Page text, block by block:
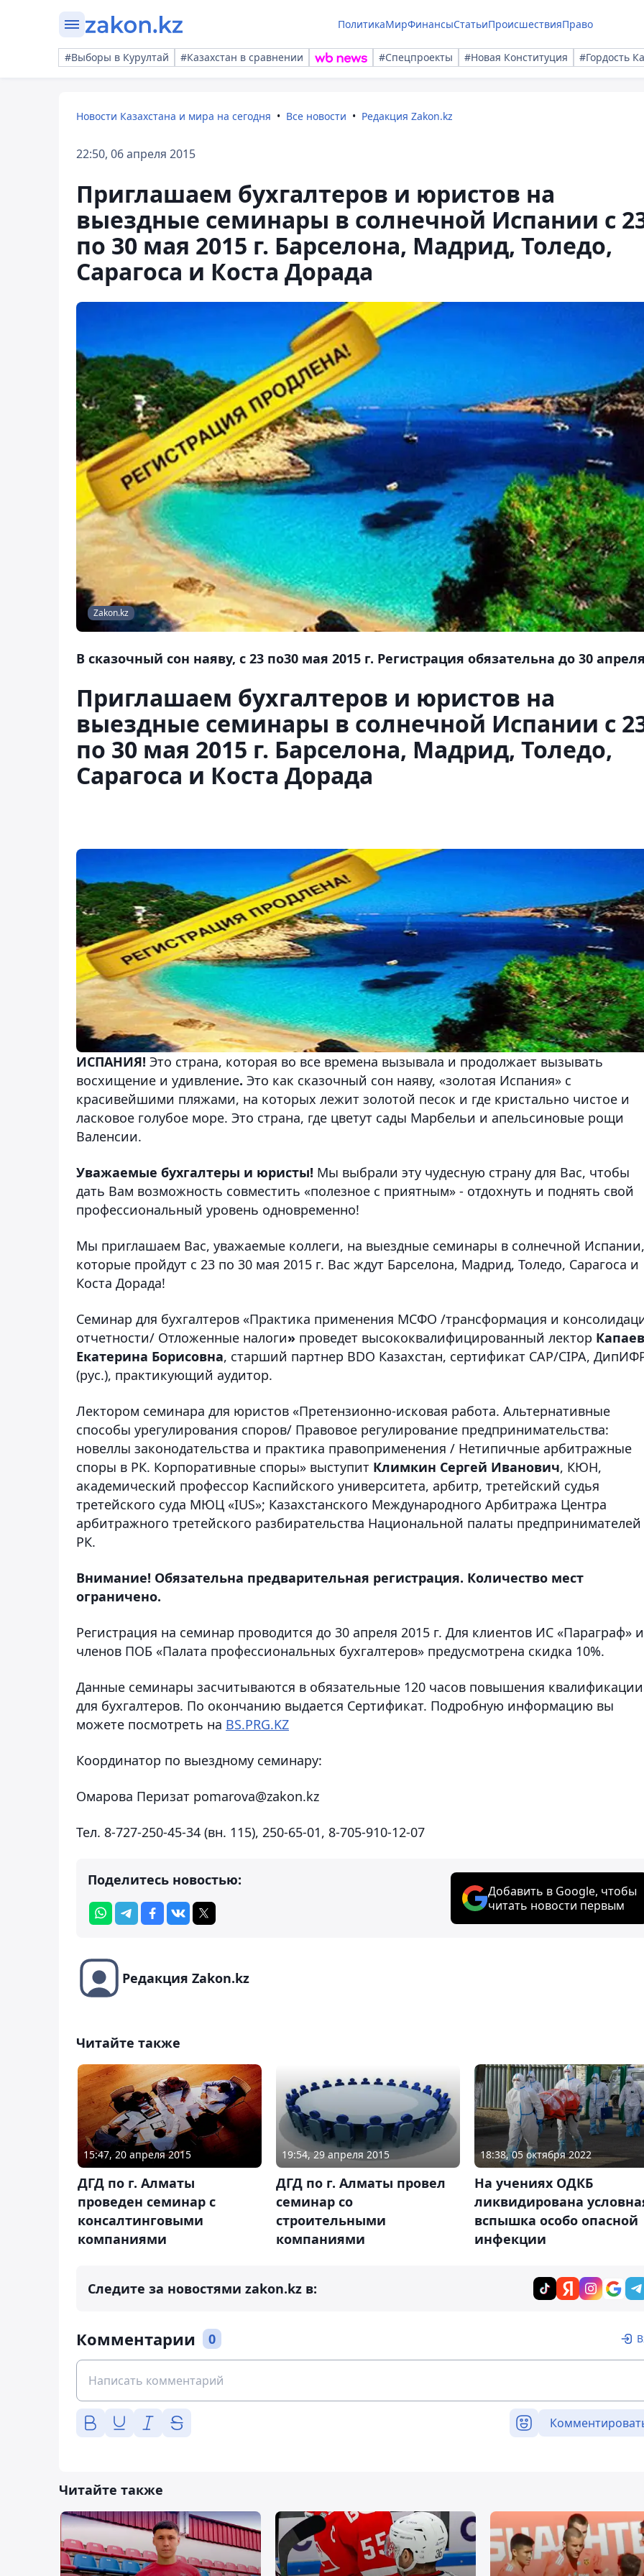
ПолитикаМирФинансыСтатьиПроисшествияПраво
#Выборы в Курултай #Казахстан в сравнении #Спецпроекты #Новая Конституция #Гордость
Новости Казахстана и мира на сегодня Все новости Редакция Zakon.kz
22:50, 06 апреля 2015
Приглашаем бухгалтеров и юристов на
выездные семинары в солнечной Испании с
по 30 мая 2015 г. Барселона, Мадрид, Толедо,
Сарагоса и Коста Дорада
Zakon.kz
В сказочный сон наяву, с 23 по30 мая 2015 г. Регистрация обязательна до 30
Приглашаем бухгалтеров и юристов на
выездные семинары в солнечной Испании с
по 30 мая 2015 г. Барселона, Мадрид, Толедо,
Сарагоса и Коста Дорада
ИСПАНИЯ! Это страна, которая во все времена вызывала и продолжает вызывать
восхищение и удивление. Это как сказочный сон наяву, «золотая Испания» с
красивейшими пляжами, на которых лежит золотой песок и где кристально чистое и
ласковое голубое море. Это страна, где цветут сады Марбельи и апельсиновые рощи
Валенсии.
Уважаемые бухгалтеры и юристы! Мы выбрали эту чудесную страну для Вас, чтобы
дать Вам возможность совместить «полезное с приятным» - отдохнуть и поднять свой
профессиональный уровень одновременно!
Мы приглашаем Вас, уважаемые коллеги, на выездные семинары в солнечной Испании,
которые пройдут с 23 по 30 мая 2015 г. Вас ждут Барселона, Мадрид, Толедо, Сарагоса и
Коста Дорада!
Семинар для бухгалтеров «Практика применения МСФО /трансформация и
отчетности/ Отложенные налоги» проведет высококвалифицированный лектор
Екатерина Борисовна, старший партнер BDO Казахстан, сертификат САР/CIPA,
(рус.), практикующий аудитор.
Лектором семинара для юристов «Претензионно-исковая работа. Альтернативные
способы урегулирования споров/ Правовое регулирование предпринимательства:
новеллы законодательства и практика правоприменения / Нетипичные арбитражные
споры в РК. Корпоративные споры» выступит Климкин Сергей Иванович, КЮН,
академический профессор Каспийского университета, арбитр, третейский судья
третейского суда МЮЦ «IUS»; Казахстанского Международного Арбитража Центра
арбитражного третейского разбирательства Национальной палаты предпринимателей
РК.
Внимание! Обязательна предварительная регистрация. Количество мест
ограничено.
Регистрация на семинар проводится до 30 апреля 2015 г. Для клиентов ИС «Параграф» и
членов ПОБ «Палата профессиональных бухгалтеров» предусмотрена скидка 10%.
Данные семинары засчитываются в обязательные 120 часов повышения квалификации
для бухгалтеров. По окончанию выдается Сертификат. Подробную информацию вы
можете посмотреть на BS.PRG.KZ
Координатор по выездному семинару:
Омарова Перизат pomarova@zakon.kz
Тел. 8-727-250-45-34 (вн. 115), 250-65-01, 8-705-910-12-07
Поделитесь новостью:
Добавить в Google, чтобы
читать новости первым
Редакция Zakon.kz
Читайте также
15:47, 20 апреля 2015
ДГД по г. Алматы
проведен семинар с
консалтинговыми
компаниями
19:54, 29 апреля 2015
ДГД по г. Алматы провел
семинар со
строительными
компаниями
18:38, 05 октября 2022
На учениях ОДКБ
ликвидирована
вспышка особо опасной
инфекции
Следите за новостями zakon.kz в:
Комментарии 0
Читайте также